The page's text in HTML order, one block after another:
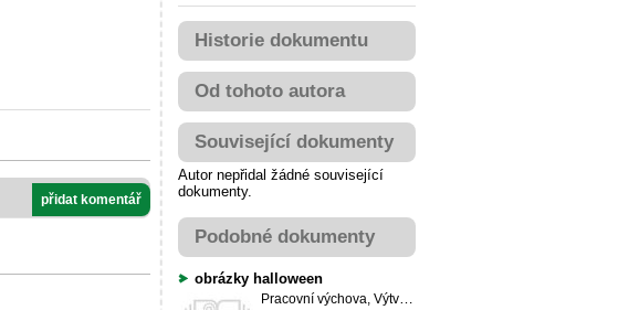
přidat komentář
Historie dokumentu
Od tohoto autora
Související dokumenty
Autor nepřidal žádné související
dokumenty.
Podobné dokumenty
obrázky halloween
Pracovní výchova, Výtvarná výchova